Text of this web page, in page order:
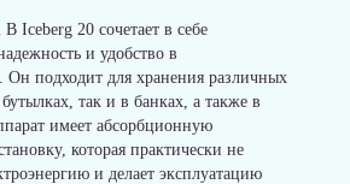
ул.Электродная, дом 2 корпус 3 пом 8
сейфы
Iceberg 20 сочетает в себе
и удобство в
Он подходит для хранения различных
так и в банках, а также в
имеет абсорбционную
которая практически не
и делает эксплуатацию